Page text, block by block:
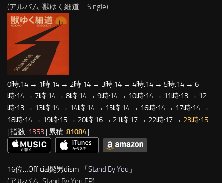
(アルバム: 獣ゆく細道 – Single)
0時:14 → 1時:14 → 2時:14 → 3時:14 → 4時:14 → 5時:14 → 6
時:14 → 7時:14 → 8時:14 → 9時:14 → 10時:14 → 11時:13 → 12
時:13 → 13時:14 → 14時:14 → 15時:14 → 16時:14 → 17時:14 →
18時:14 → 19時:15 → 20時:16 → 21時:17 → 22時:17 → 23時:15
| 指数: 1353 | 累積: 81084 |
16位…Official髭男dism 「Stand By You 」
(アルバム: Stand By You EP)